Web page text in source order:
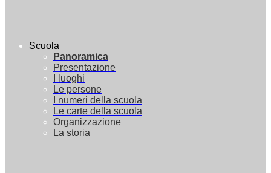
Scuola
Panoramica
Presentazione
I luoghi
Le persone
I numeri della scuola
Le carte della scuola
Organizzazione
La storia